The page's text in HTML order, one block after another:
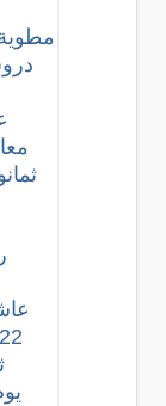
مطوية 21 فضيلة لمن صام
22 فضيلة لمن صام عاشوراء